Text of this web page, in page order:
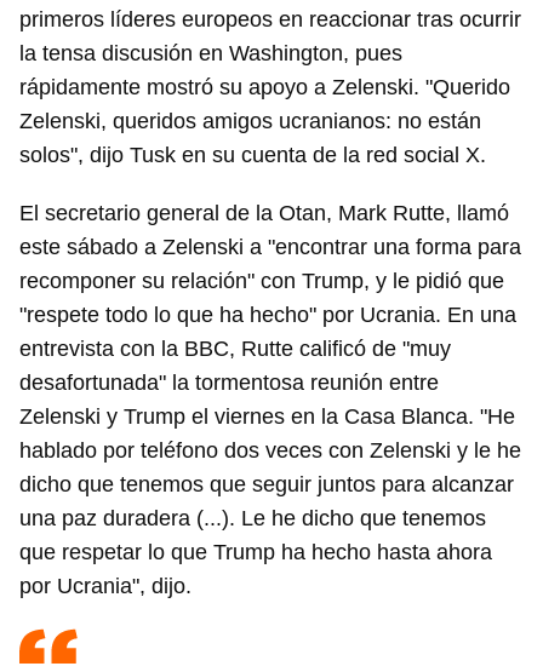
primeros líderes europeos en reaccionar tras ocurrir
la tensa discusión en Washington, pues
rápidamente mostró su apoyo a Zelenski. "Querido
Zelenski, queridos amigos ucranianos: no están
solos", dijo Tusk en su cuenta de la red social X.
El secretario general de la Otan, Mark Rutte, llamó
este sábado a Zelenski a "encontrar una forma para
recomponer su relación" con Trump, y le pidió que
"respete todo lo que ha hecho" por Ucrania. En una
entrevista con la BBC, Rutte calificó de "muy
desafortunada" la tormentosa reunión entre
Zelenski y Trump el viernes en la Casa Blanca. "He
hablado por teléfono dos veces con Zelenski y le he
dicho que tenemos que seguir juntos para alcanzar
una paz duradera (...). Le he dicho que tenemos
que respetar lo que Trump ha hecho hasta ahora
por Ucrania", dijo.